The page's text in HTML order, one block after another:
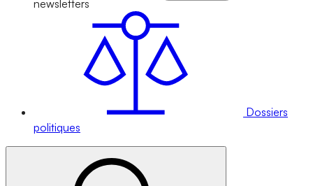
newsletters
Dossiers
politiques